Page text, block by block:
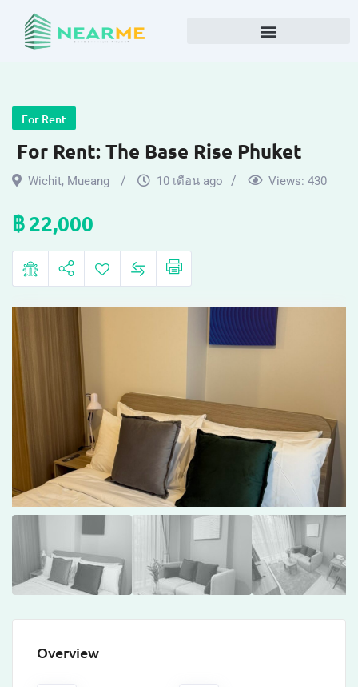
For Rent
For Rent: The Base Rise Phuket​
Wichit, Mueang 10 เดือน ago Views: 430
฿22,000
Overview